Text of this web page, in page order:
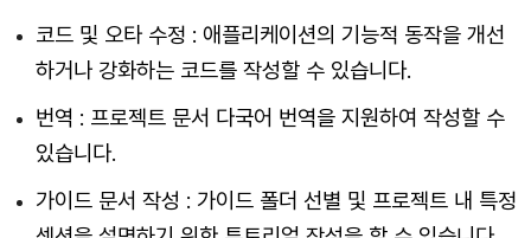
코드 및 오타 수정 : 애플리케이션의 기능적 동작을 개선
하거나 강화하는 코드를 작성할 수 있습니다.
번역 : 프로젝트 문서 다국어 번역을 지원하여 작성할 수
있습니다.
가이드 문서 작성 : 가이드 폴더 선별 및 프로젝트 내 특정